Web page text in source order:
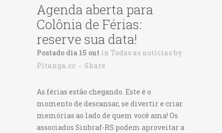
Agenda aberta para
Colônia de Férias:
reserve sua data!
Postado dia 15 out in Todas as notíciasby
Pitanga.cc
Share
As férias estão chegando. Este é o
momento de descansar, se divertir e criar
memórias ao lado de quem você ama! Os
associados Sinbraf-RS podem aproveitar a